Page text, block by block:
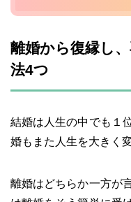
離婚から復縁し
法4つ
結婚は人生の中でも１
婚もまた人生を大きく
離婚はどちらか一方が